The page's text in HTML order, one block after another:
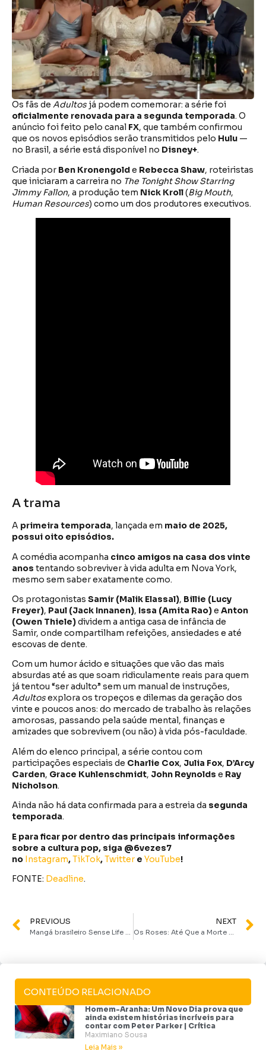
Os fãs de Adultos já podem comemorar: a série foi
oficialmente renovada para a segunda temporada. O
anúncio foi feito pelo canal FX, que também confirmou
que os novos episódios serão transmitidos pelo Hulu —
no Brasil, a série está disponível no Disney+.
Criada por Ben Kronengolde Rebecca Shaw, roteiristas
que iniciaram a carreira no The Tonight Show Starring
Jimmy Fallon, a produção tem Nick Kroll(Big Mouth,
Human Resources) como um dos produtores executivos.
A trama
A primeira temporada, lançada em maio de 2025,
possui oito episódios.
A comédia acompanha cinco amigos na casa dos vinte
anos tentando sobreviver à vida adulta em Nova York,
mesmo sem saber exatamente como.
Os protagonistas Samir (Malik Elassal), Billie (Lucy
Freyer), Paul (Jack Innanen), Issa (Amita Rao)e Anton
(Owen Thiele)dividem a antiga casa de infância de
Samir, onde compartilham refeições, ansiedades e até
escovas de dente.
Com um humor ácido e situações que vão das mais
absurdas até as que soam ridiculamente reais para quem
já tentou “ser adulto” sem um manual de instruções,
Adultosexplora os tropeços e dilemas da geração dos
vinte e poucos anos: do mercado de trabalho às relações
amorosas, passando pela saúde mental, finanças e
amizades que sobrevivem (ou não) à vida pós-faculdade.
Além do elenco principal, a série contou com
participações especiais de Charlie Cox, Julia Fox, D’Arcy
Carden, Grace Kuhlenschmidt, John Reynolds e Ray
Nicholson.
Ainda não há data confirmada para a estreia da segunda
temporada.
E para ficar por dentro das principais informações
sobre a cultura pop, siga @6vezes7
no Instagram,TikTok,Twitter e YouTube!
FONTE: Deadline.
PREVIOUS NEXT
CONTEÚDO RELACIONADO
Homem-Aranha: Um Novo Dia prova que
ainda existem histórias incríveis para
contar com Peter Parker | Crítica
Maximiano Sousa
Leia Mais »